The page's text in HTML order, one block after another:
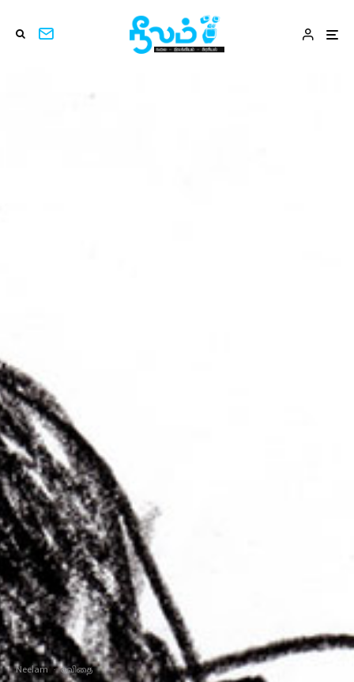
Neelam · கவிதை